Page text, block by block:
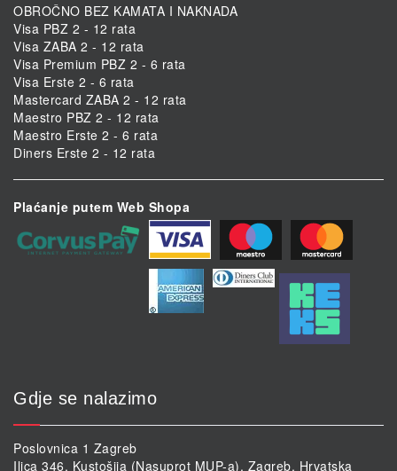
OBROČNO BEZ KAMATA I NAKNADA
Visa PBZ 2 - 12 rata
Visa ZABA 2 - 12 rata
Visa Premium PBZ 2 - 6 rata
Visa Erste 2 - 6 rata
Mastercard ZABA 2 - 12 rata
Maestro PBZ 2 - 12 rata
Maestro Erste 2 - 6 rata
Diners Erste 2 - 12 rata
Plaćanje putem Web Shopa
Gdje se nalazimo
Poslovnica 1 Zagreb
Ilica 346, Kustošija (Nasuprot MUP-a), Zagreb, Hrvatska